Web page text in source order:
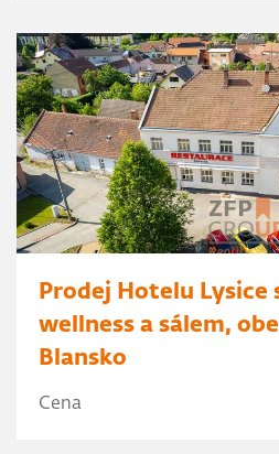
Prodej Hotelu Lysice
wellness a sálem,
Blansko
Cena